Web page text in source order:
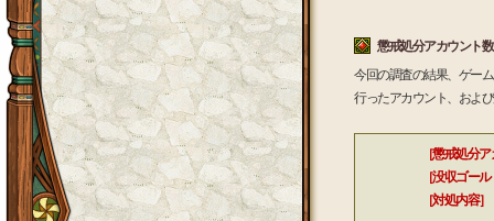
懲戒処分アカウント
今回の調査の結果、ゲー
行ったアカウント、およ
［懲戒処分ア
［没収ゴール
［対処内容］